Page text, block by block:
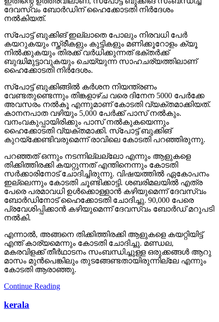
ദേവസ്വം ബോര്‍ഡിന് ഹൈക്കോടതി നിര്‍ദേശം
നല്‍കിയത്.
സ്‌പോട്ട് ബുക്കിങ് ഇല്ലാതെ പോലും നിരവധി പേര്‍
കയറുകയും സ്ത്രീകളും കുട്ടികളും മണിക്കൂറോളം ക്യൂ
നില്‍ക്കുകയും തിരക്ക് വര്‍ധിക്കുന്നത് ഭക്തര്‍ക്ക്
ബുദ്ധിമുട്ടാവുകയും ചെയ്യുന്ന സാഹചര്യത്തിലാണ്
ഹൈക്കോടതി നിര്‍ദേശം.
സ്‌പോട്ട് ബുക്കിങ്ങില്‍ കര്‍ശന നിയന്ത്രണം
വേണ്ടതുണ്ടെന്നും തിങ്കളാഴ്ച വരെ ദിനേന 5000 പേര്‍ക്കേ
അവസരം നല്‍കൂ എന്നുമാണ് കോടതി വ്യക്തമാക്കിയത്.
കാനനപാത വഴിയും 5,000 പേര്‍ക്ക് പാസ് നല്‍കും.
വനംവകുപ്പായിരിക്കും പാസ് നല്‍കുകയെന്നും
ഹൈക്കോടതി വ്യക്തമാക്കി. സ്‌പോട്ട് ബുക്കിങ്
കുറയ്‌ക്കേണ്ടിവരുമെന്ന് രാവിലെ കോടതി പറഞ്ഞിരുന്നു.
പറഞ്ഞത് ഒന്നും നടന്നില്ലല്ലോ എന്നും ആളുകളെ
തിക്കിത്തിരക്കി കയറ്റുന്നത് എന്തിനെന്നും കോടതി
സര്‍ക്കാരിനോട് ചോദിച്ചിരുന്നു. വിഷയത്തില്‍ ഏകോപനം
ഇല്ലെന്നും കോടതി ചൂണ്ടിക്കാട്ടി. ശബരിമലയില്‍ എത്ര
പേരെ പരമാവധി ഉള്‍ക്കൊള്ളാന്‍ കഴിയുമെന്ന് ദേവസ്വം
ബോര്‍ഡിനോട് ഹൈക്കോടതി ചോദിച്ചു. 90,000 പേരെ
പ്രവേശിപ്പിക്കാന്‍ കഴിയുമെന്ന് ദേവസ്വം ബോര്‍ഡ് മറുപടി
നല്‍കി.
എന്നാല്‍, അങ്ങനെ തിക്കിത്തിരക്കി ആളുകളെ കയറ്റിയിട്ട്
എന്ത് കാര്യമെന്നും കോടതി ചോദിച്ചു. മണ്ഡല,
മകരവിളക്ക് തീര്‍ഥാടനം സംബന്ധിച്ചുള്ള ഒരുക്കങ്ങള്‍ ആറു
മാസം മുന്‍പെങ്കിലും തുടങ്ങേണ്ടതായിരുന്നില്ലേ എന്നും
കോടതി ആരാഞ്ഞു.
Continue Reading
kerala